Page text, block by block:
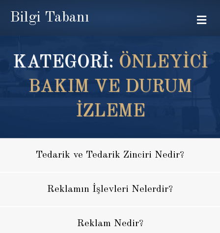
Bilgi Tabanı
KATEGORİ: ÖNLEYICI
BAKIM VE DURUM
IZLEME
Tedarik ve Tedarik Zinciri Nedir?
Reklamın İşlevleri Nelerdir?
Reklam Nedir?